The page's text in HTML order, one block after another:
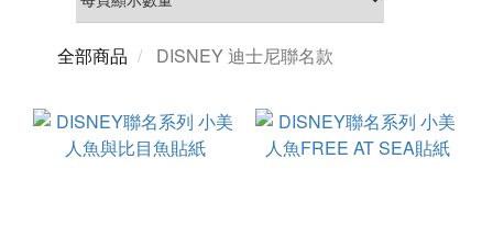
全部商品 DISNEY 迪士尼聯名款